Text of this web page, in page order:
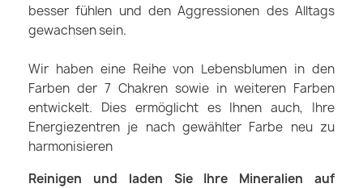
besser fühlen und den Aggressionen des Alltags
gewachsen sein.
Wir haben eine Reihe von Lebensblumen in den
Farben der 7 Chakren sowie in weiteren Farben
entwickelt. Dies ermöglicht es Ihnen auch, Ihre
Energiezentren je nach gewählter Farbe neu zu
harmonisieren
Reinigen und laden Sie Ihre Mineralien auf